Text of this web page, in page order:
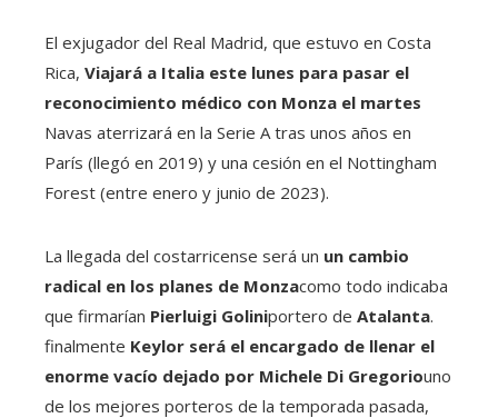
El exjugador del Real Madrid, que estuvo en Costa
Rica, Viajará a Italia este lunes para pasar el
reconocimiento médico con Monza el martes
Navas aterrizará en la Serie A tras unos años en
París (llegó en 2019) y una cesión en el Nottingham
Forest (entre enero y junio de 2023).
La llegada del costarricense será un un cambio
radical en los planes de Monzacomo todo indicaba
que firmarían Pierluigi Goliniportero de Atalanta.
finalmente Keylor será el encargado de llenar el
enorme vacío dejado por Michele Di Gregoriouno
de los mejores porteros de la temporada pasada,